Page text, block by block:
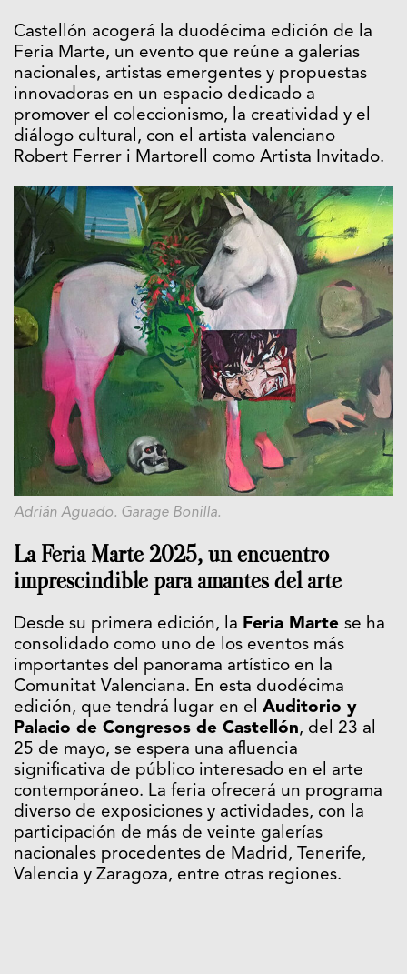
Castellón acogerá la duodécima edición de la
Feria Marte, un evento que reúne a galerías
nacionales, artistas emergentes y propuestas
innovadoras en un espacio dedicado a
promover el coleccionismo, la creatividad y el
diálogo cultural, con el artista valenciano
Robert Ferrer i Martorell como Artista Invitado.
Adrián Aguado. Garage Bonilla.
La Feria Marte 2025, un encuentro
imprescindible para amantes del arte
Desde su primera edición, la Feria Marte se ha
consolidado como uno de los eventos más
importantes del panorama artístico en la
Comunitat Valenciana. En esta duodécima
edición, que tendrá lugar en el Auditorio y
Palacio de Congresos de Castellón, del 23 al
25 de mayo, se espera una afluencia
significativa de público interesado en el arte
contemporáneo. La feria ofrecerá un programa
diverso de exposiciones y actividades, con la
participación de más de veinte galerías
nacionales procedentes de Madrid, Tenerife,
Valencia y Zaragoza, entre otras regiones.